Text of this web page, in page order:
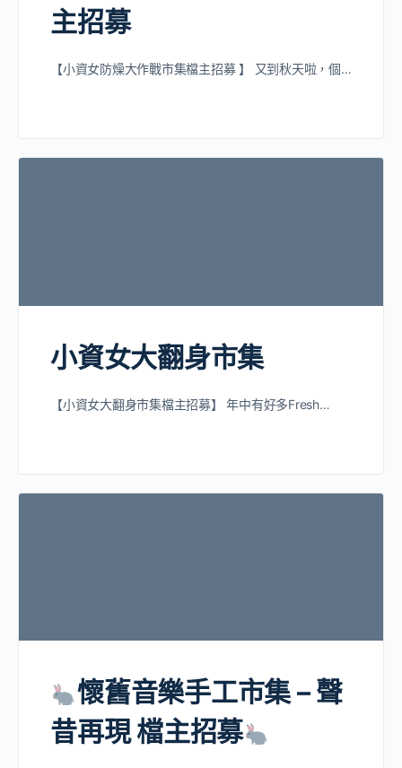
主招募
【小資女防燥大作戰市集檔主招募 】 又到秋天啦，個…
小資女大翻身市集
【小資女大翻身市集檔主招募】 年中有好多Fresh…
懷舊音樂手工市集 – 聲
昔再現 檔主招募